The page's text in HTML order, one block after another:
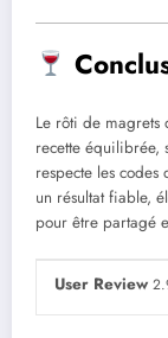
Le rôti de magrets
recette équilibrée,
respecte les
un résultat fiable,
pour être partagé
User Review